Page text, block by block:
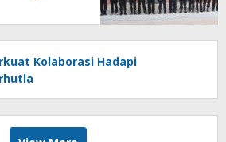
Kolaborasi Hadapi